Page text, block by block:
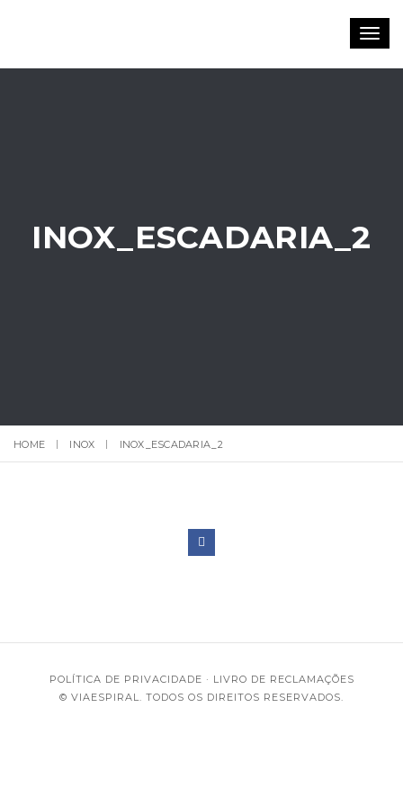
INOX_ESCADARIA_2
HOME INOX INOX_ESCADARIA_2
POLÍTICA DE PRIVACIDADE · LIVRO DE RECLAMAÇÕES
© VIAESPIRAL. TODOS OS DIREITOS RESERVADOS.